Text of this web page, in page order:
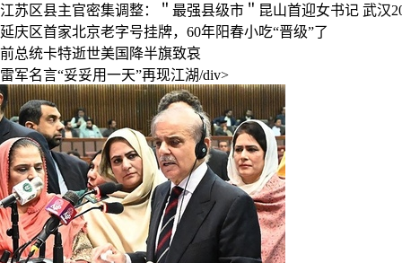
江苏区县主官密集调整：＂最强县级市＂昆山首迎女书记 武汉
延庆区首家北京老字号挂牌，60年阳春小吃“晋级”了
前总统卡特逝世美国降半旗致哀
雷军名言“妥妥用一天”再现江湖/div>